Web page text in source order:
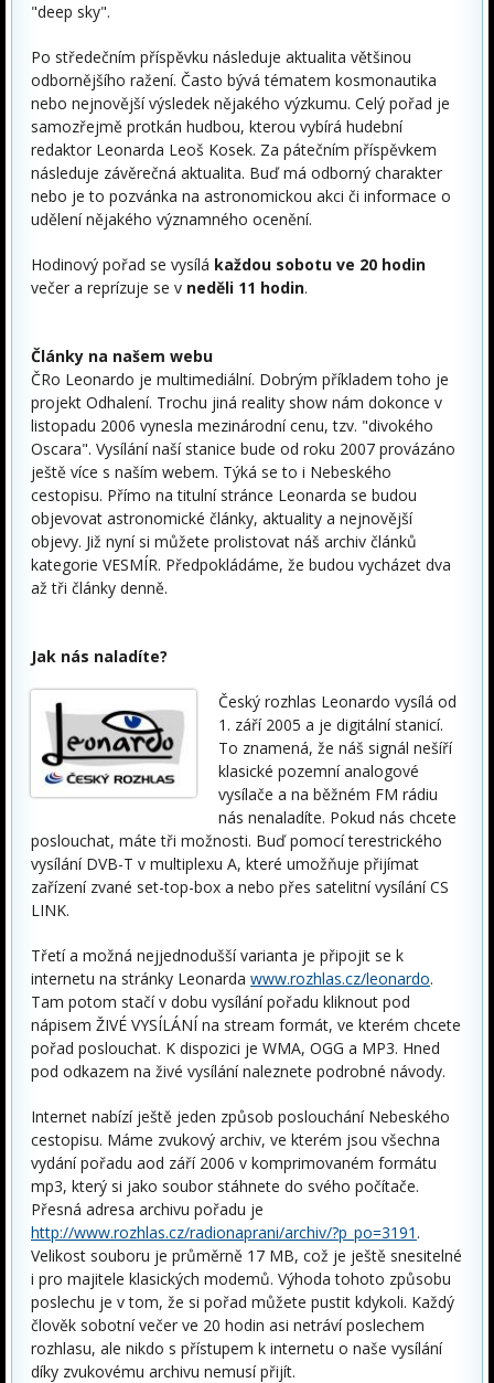
"deep sky".
Po středečním příspěvku následuje aktualita většinou
odbornějšího ražení. Často bývá tématem kosmonautika
nebo nejnovější výsledek nějakého výzkumu. Celý pořad je
samozřejmě protkán hudbou, kterou vybírá hudební
redaktor Leonarda Leoš Kosek. Za pátečním příspěvkem
následuje závěrečná aktualita. Buď má odborný charakter
nebo je to pozvánka na astronomickou akci či informace o
udělení nějakého významného ocenění.
Hodinový pořad se vysílá každou sobotu ve 20 hodin
večer a reprízuje se v neděli 11 hodin.
Články na našem webu
ČRo Leonardo je multimediální. Dobrým příkladem toho je
projekt Odhalení. Trochu jiná reality show nám dokonce v
listopadu 2006 vynesla mezinárodní cenu, tzv. "divokého
Oscara". Vysílání naší stanice bude od roku 2007 provázáno
ještě více s naším webem. Týká se to i Nebeského
cestopisu. Přímo na titulní stránce Leonarda se budou
objevovat astronomické články, aktuality a nejnovější
objevy. Již nyní si můžete prolistovat náš archiv článků
kategorie VESMÍR. Předpokládáme, že budou vycházet dva
až tři články denně.
Jak nás naladíte?
Český rozhlas Leonardo vysílá od
1. září 2005 a je digitální stanicí.
To znamená, že náš signál nešíří
klasické pozemní analogové
vysílače a na běžném FM rádiu
nás nenaladíte. Pokud nás chcete
poslouchat, máte tři možnosti. Buď pomocí terestrického
vysílání DVB-T v multiplexu A, které umožňuje přijímat
zařízení zvané set-top-box a nebo přes satelitní vysílání CS
LINK.
Třetí a možná nejjednodušší varianta je připojit se k
internetu na stránky Leonarda www.rozhlas.cz/leonardo.
Tam potom stačí v dobu vysílání pořadu kliknout pod
nápisem ŽIVÉ VYSÍLÁNÍ na stream formát, ve kterém chcete
pořad poslouchat. K dispozici je WMA, OGG a MP3. Hned
pod odkazem na živé vysílání naleznete podrobné návody.
Internet nabízí ještě jeden způsob poslouchání Nebeského
cestopisu. Máme zvukový archiv, ve kterém jsou všechna
vydání pořadu aod září 2006 v komprimovaném formátu
mp3, který si jako soubor stáhnete do svého počítače.
Přesná adresa archivu pořadu je
http://www.rozhlas.cz/radionaprani/archiv/?p_po=3191 .
Velikost souboru je průměrně 17 MB, což je ještě snesitelné
i pro majitele klasických modemů. Výhoda tohoto způsobu
poslechu je v tom, že si pořad můžete pustit kdykoli. Každý
člověk sobotní večer ve 20 hodin asi netráví poslechem
rozhlasu, ale nikdo s přístupem k internetu o naše vysílání
díky zvukovému archivu nemusí přijít.